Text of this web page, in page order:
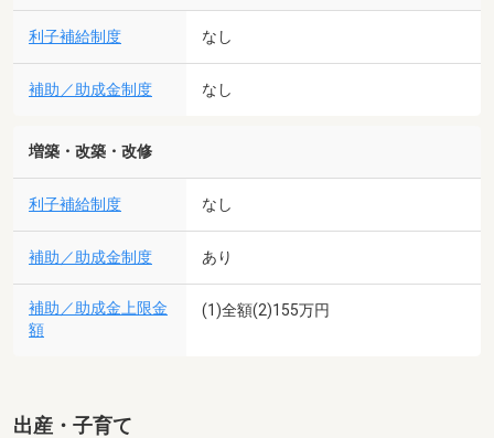
利子補給制度 なし
補助／助成金制度 なし
増築・改築・改修
利子補給制度 なし
補助／助成金制度 あり
補助／助成金上限金
額
(1)全額(2)155万円
出産・子育て